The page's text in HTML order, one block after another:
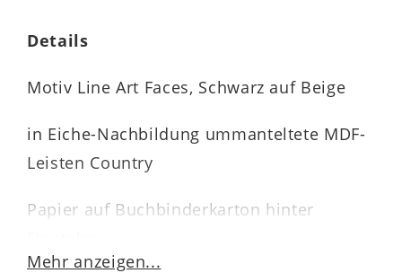
Details
Motiv Line Art Faces, Schwarz auf Beige
in Eiche-Nachbildung ummanteltete MDF-
Leisten Country
Papier auf Buchbinderkarton hinter
Mehr anzeigen...